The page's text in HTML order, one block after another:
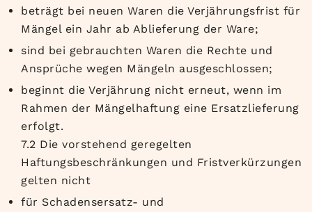
beträgt bei neuen Waren die Verjährungsfrist für
Mängel ein Jahr ab Ablieferung der Ware;
sind bei gebrauchten Waren die Rechte und
Ansprüche wegen Mängeln ausgeschlossen;
beginnt die Verjährung nicht erneut, wenn im
Rahmen der Mängelhaftung eine Ersatzlieferung
erfolgt.
7.2 Die vorstehend geregelten
Haftungsbeschränkungen und Fristverkürzungen
gelten nicht
für Schadensersatz- und